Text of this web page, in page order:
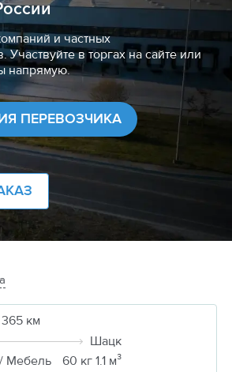
и частных
Участвуйте в торгах на сайте или
напрямую.
ПЕРЕВОЗЧИКА
365 км
Шацк
Мебель
60 кг 1.1 м³